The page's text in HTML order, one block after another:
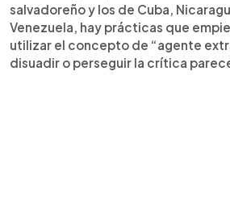
salvadoreño y los de Cuba,
Venezuela, hay prácticas que
utilizar el concepto de “agente
disuadir o perseguir la crítica